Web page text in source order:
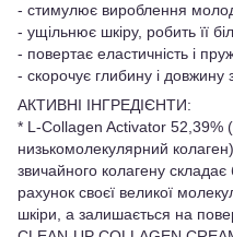
- стимулює вироблення
- ущільнює шкіру, робить її
- повертає еластичність і
- скорочує глибину і довжину
АКТИВНІ ІНГРЕДІЄНТИ:
* L-Collagen Activator 52,39%
низькомолекулярний
звичайного колагену
рахунок своєї великої
шкіри, а залишається на